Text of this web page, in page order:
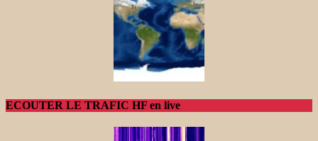
ECOUTER LE TRAFIC HF en live